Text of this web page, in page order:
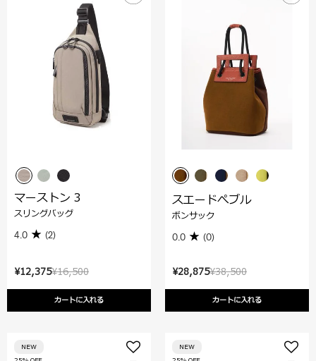
¥16,500
¥12,375
カートに入れる
マーストン 3
スリングバッグ
4.0 (2)
¥38,500
¥28,875
カートに入れる
スエードぺブル
ボンサック
0.0 (0)
NEW NEW